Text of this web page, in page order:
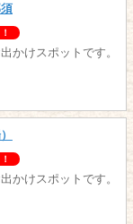
かけスポットです。
かけスポットです。